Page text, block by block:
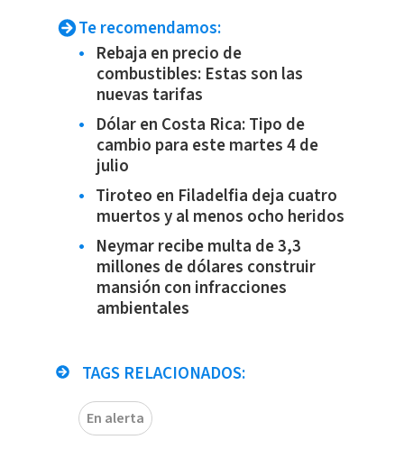
Te recomendamos:
Rebaja en precio de
combustibles: Estas son las
nuevas tarifas
Dólar en Costa Rica: Tipo de
cambio para este martes 4 de
julio
Tiroteo en Filadelfia deja cuatro
muertos y al menos ocho heridos
Neymar recibe multa de 3,3
millones de dólares construir
mansión con infracciones
ambientales
TAGS RELACIONADOS:
En alerta